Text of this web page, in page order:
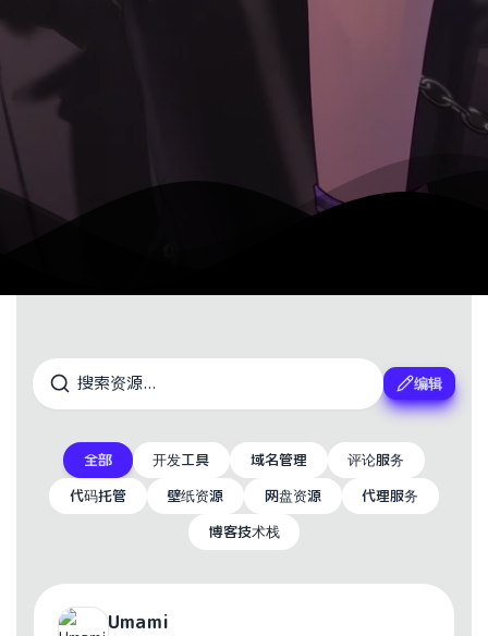
编辑
全部 开发工具 域名管理
评论服务
代码托管
壁纸资源 网盘资源
代理服务
博客技术栈
Umami